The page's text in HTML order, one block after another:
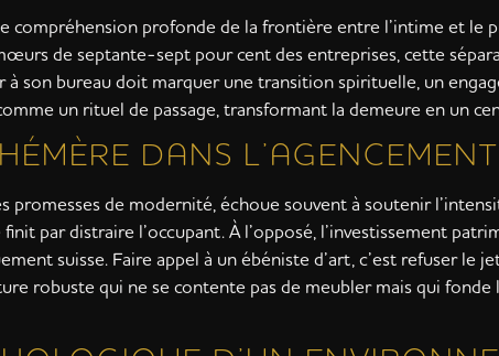
compréhension profonde de la frontière entre l’intime et le
de septante-sept pour cent des entreprises, cette
à son bureau doit marquer une transition spirituelle, un
un rituel de passage, transformant la demeure en un
DANS
promesses de modernité, échoue souvent à soutenir
par distraire l’occupant. À l’opposé, l’investissement
suisse. Faire appel à un ébéniste d’art, c’est refuser le
robuste qui ne se contente pas de meubler mais qui